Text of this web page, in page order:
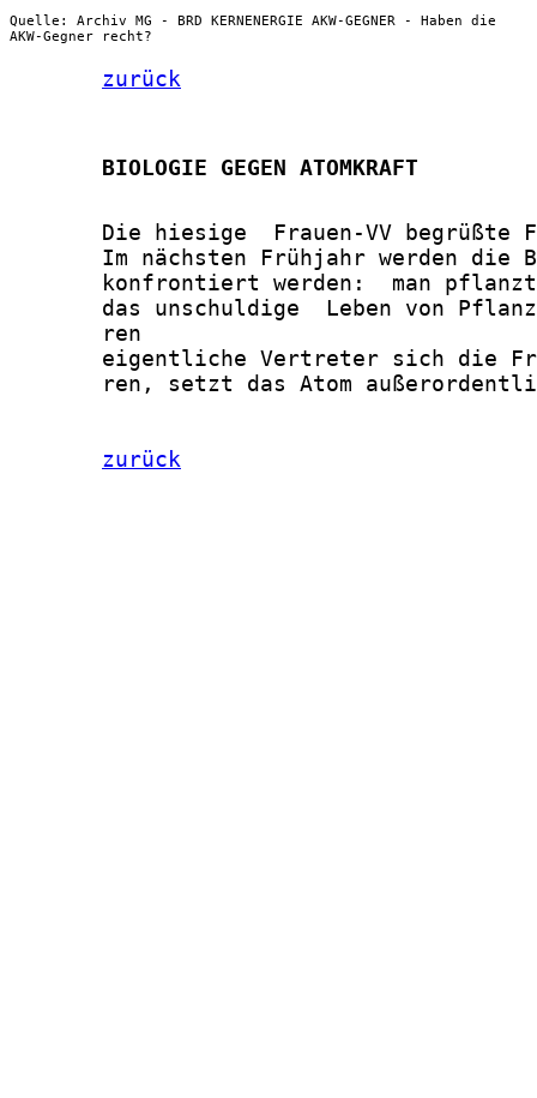
Quelle: Archiv MG - BRD KERNENERGIE AKW-GEGNER - Haben die
AKW-Gegner recht?
zurück
       BIOLOGIE GEGEN ATOMKRAFT
Die hiesige  Frauen-VV begrüßte
Im nächsten Frühjahr werden die
konfrontiert werden:  man
das unschuldige  Leben von
       ren
eigentliche Vertreter sich die
ren, setzt das Atom
zurück